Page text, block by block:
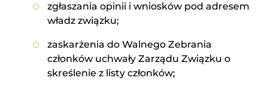
zgłaszania opinii i wniosków pod adresem
władz związku;
zaskarżenia do Walnego Zebrania
członków uchwały Zarządu Związku o
skreślenie z listy członków;